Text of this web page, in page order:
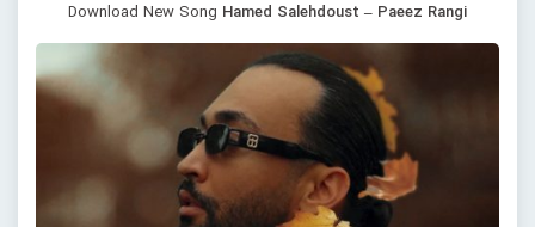
Download New Song Hamed Salehdoust – Paeez Rangi